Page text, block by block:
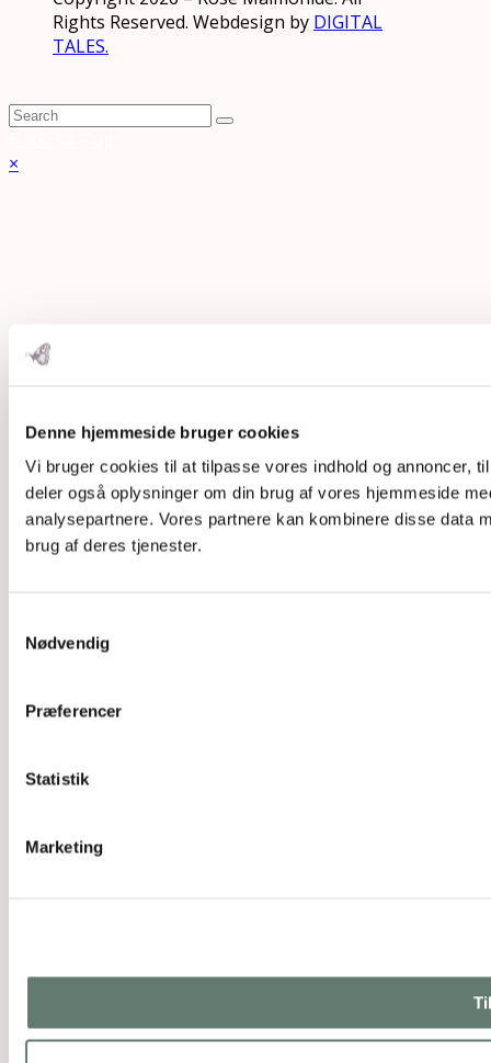
Denne hjemmeside bruger cookies
Vi bruger cookies til at tilpasse vores indhold og annoncer,
deler også oplysninger om din brug af vores hjemmeside
analysepartnere. Vores partnere kan kombinere disse data
brug af deres tjenester.
Nødvendig
Præferencer
Statistik
Marketing
Rights Reserved. Webdesign by DIGITAL
TALES.
×